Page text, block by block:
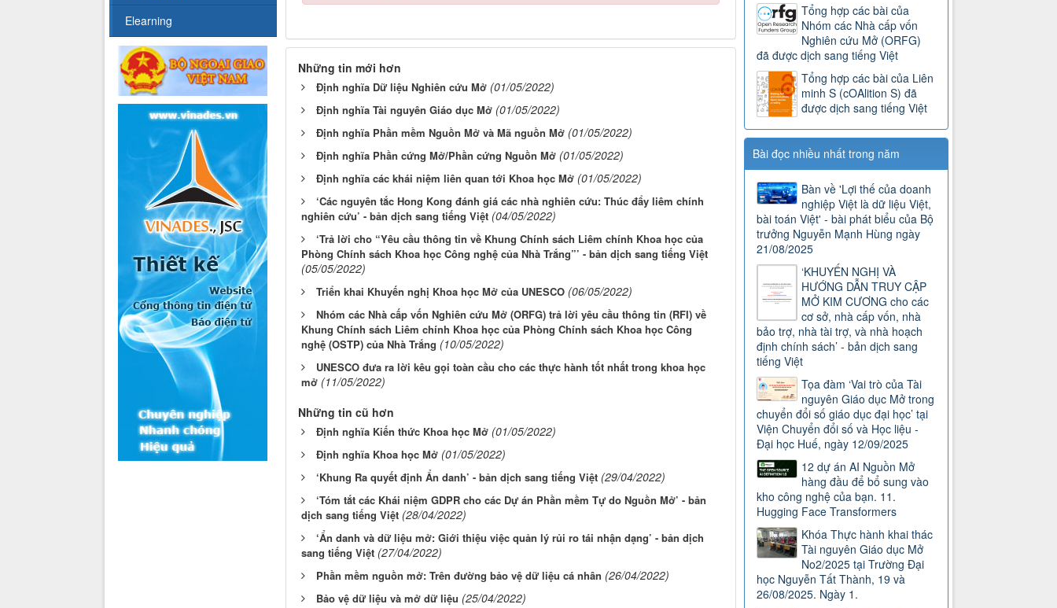
Những tin mới hơn
Định nghĩa Dữ liệu Nghiên cứu Mở (01/05/2022)
Định nghĩa Tài nguyên Giáo dục Mở (01/05/2022)
Định nghĩa Phần mềm Nguồn Mở và Mã nguồn Mở (01/05/2022)
Định nghĩa Phần cứng Mở/Phần cứng Nguồn Mở (01/05/2022)
Định nghĩa các khái niệm liên quan tới Khoa học Mở (01/05/2022)
‘Các nguyên tắc Hong Kong đánh giá các nhà nghiên cứu: Thúc đẩy liêm chính
nghiên cứu’ - bản dịch sang tiếng Việt (04/05/2022)
‘Trả lời cho “Yêu cầu thông tin về Khung Chính sách Liêm chính Khoa học của
Phòng Chính sách Khoa học Công nghệ của Nhà Trắng”’ - bản dịch sang tiếng Việt
(05/05/2022)
Triển khai Khuyến nghị Khoa học Mở của UNESCO (06/05/2022)
Nhóm các Nhà cấp vốn Nghiên cứu Mở (ORFG) trả lời yêu cầu thông tin (RFI) về
Khung Chính sách Liêm chính Khoa học của Phòng Chính sách Khoa học Công
nghệ (OSTP) của Nhà Trắng (10/05/2022)
UNESCO đưa ra lời kêu gọi toàn cầu cho các thực hành tốt nhất trong khoa học
mở (11/05/2022)
Những tin cũ hơn
Định nghĩa Kiến thức Khoa học Mở (01/05/2022)
Định nghĩa Khoa học Mở (01/05/2022)
‘Khung Ra quyết định Ẩn danh’ - bản dịch sang tiếng Việt (29/04/2022)
‘Tóm tắt các Khái niệm GDPR cho các Dự án Phần mềm Tự do Nguồn Mở’ - bản
dịch sang tiếng Việt (28/04/2022)
‘Ẩn danh và dữ liệu mở: Giới thiệu việc quản lý rủi ro tái nhận dạng’ - bản dịch
sang tiếng Việt (27/04/2022)
Phần mềm nguồn mở: Trên đường bảo vệ dữ liệu cá nhân (26/04/2022)
Bảo vệ dữ liệu và mở dữ liệu (25/04/2022)
Tổng hợp các bài của
Nhóm các Nhà cấp vốn
Nghiên cứu Mở (ORFG)
đã được dịch sang tiếng Việt
Tổng hợp các bài của Liên
minh S (cOAlition S) đã
được dịch sang tiếng Việt
Bài đọc nhiều nhất trong năm
Bàn về 'Lợi thế của doanh
nghiệp Việt là dữ liệu Việt,
bài toán Việt' - bài phát biểu của Bộ
trưởng Nguyễn Mạnh Hùng ngày
21/08/2025
‘KHUYẾN NGHỊ VÀ
HƯỚNG DẪN TRUY CẬP
MỞ KIM CƯƠNG cho các
cơ sở, nhà cấp vốn, nhà
bảo trợ, nhà tài trợ, và nhà hoạch
định chính sách’ - bản dịch sang
tiếng Việt
Tọa đàm ‘Vai trò của Tài
nguyên Giáo dục Mở trong
chuyển đổi số giáo dục đại học’ tại
Viện Chuyển đổi số và Học liệu -
Đại học Huế, ngày 12/09/2025
12 dự án AI Nguồn Mở
hàng đầu để bổ sung vào
kho công nghệ của bạn. 11.
Hugging Face Transformers
Khóa Thực hành khai thác
Tài nguyên Giáo dục Mở
No2/2025 tại Trường Đại
học Nguyễn Tất Thành, 19 và
26/08/2025. Ngày 1.
Elearning